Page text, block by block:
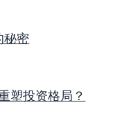
秘密
塑投资格局？